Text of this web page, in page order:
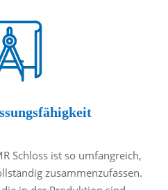
Schloss ist so umfangreich,
zusammenzufassen.